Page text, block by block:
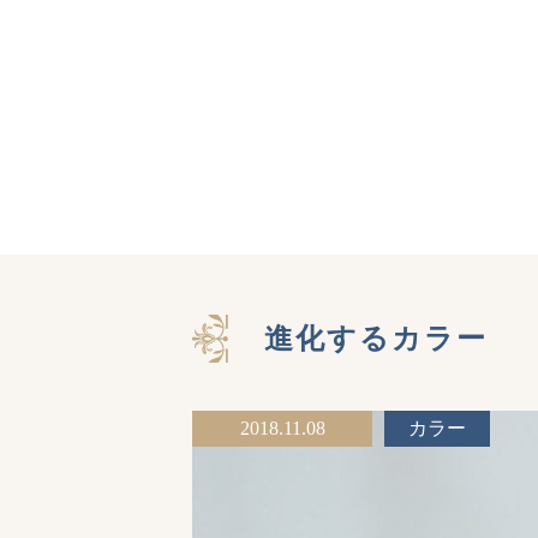
進化するカラー
2018.11.08 カラー